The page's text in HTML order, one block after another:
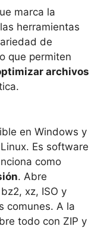
marca la
herramientas
de
que permiten
archivos
en Windows y
Es software
como
. Abre
xz, ISO y
comunes. A la
todo con ZIP y